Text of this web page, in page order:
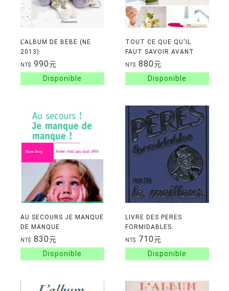
L'ALBUM DE BEBE (NE
2013)
NT$ 990元
TOUT CE QUE QU'IL
FAUT SAVOIR AVANT
UNE GROSSESSE
NT$ 880元
AU SECOURS JE MANQUE
DE MANQUE
NT$ 830元
LIVRE DES PERES
FORMIDABLES.
NT$ 710元